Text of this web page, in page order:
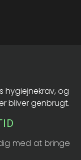
hygiejnekrav, og
bliver genbrugt.
med at bringe